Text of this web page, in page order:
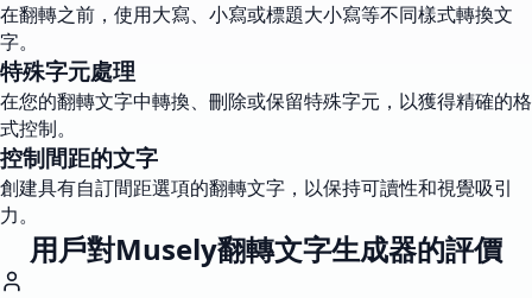
在翻轉之前，使用大寫、小寫或標題大小寫等不同樣式轉換文
字。
特殊字元處理
在您的翻轉文字中轉換、刪除或保留特殊字元，以獲得精確的格
式控制。
控制間距的文字
創建具有自訂間距選項的翻轉文字，以保持可讀性和視覺吸引
力。
用戶對Musely翻轉文字生成器的評價